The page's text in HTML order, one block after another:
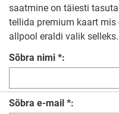
saatmine on täiesti
tellida premium kaart
allpool eraldi valik selleks.
Sõbra nimi *:
Sõbra e-mail *: